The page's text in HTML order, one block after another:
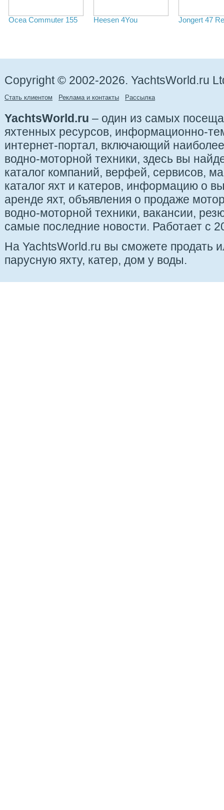
Ocea Commuter 155 Heesen 4You Jongert 47
Copyright © 2002-2026. YachtsWorld.ru
Стать клиентом Реклама и контакты Рассылка
YachtsWorld.ru – один из самых
яхтенных ресурсов, информационно-
интернет-портал, включающий
водно-моторной техники, здесь вы
каталог компаний, верфей, сервисов,
каталог яхт и катеров, информацию о
аренде яхт, объявления о продаже
водно-моторной техники, вакансии,
самые последние новости. Работает с
На YachtsWorld.ru вы сможете продать
парусную яхту, катер, дом у воды.